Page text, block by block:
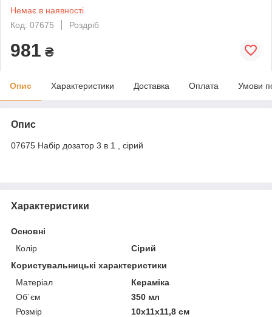
Немає в наявності
Код: 07675
Роздріб
981 ₴
Опис Характеристики Доставка Оплата Умови
Опис
07675 Набір дозатор 3 в 1 , сірий
Характеристики
Основні
Колір
Сірий
Користувальницькі характеристики
Матеріал
Кераміка
Об`єм
350 мл
Розмір
10х11х11,8 см